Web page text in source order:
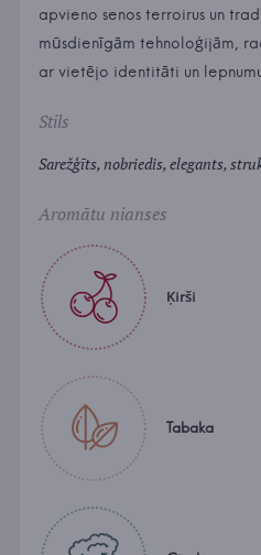
apvieno senos terroirus un
mūsdienīgām tehnoloģijām,
ar vietējo identitāti un
Stils
Sarežģīts, nobriedis, elegants,
Aromātu nianses
Ķirši
Tabaka